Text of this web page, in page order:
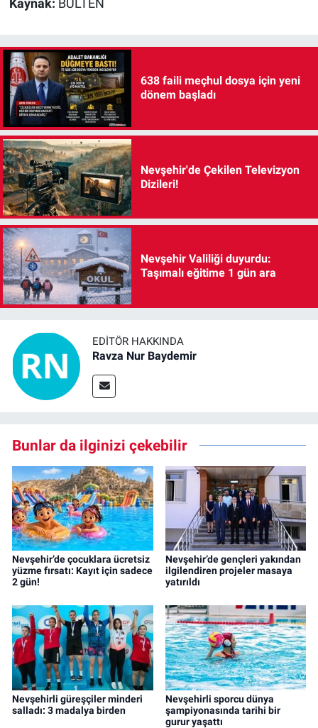
Kaynak: BÜLTEN
638 faili meçhul dosya için yeni
dönem başladı
Nevşehir'de Çekilen Televizyon
Dizileri!
Nevşehir Valiliği duyurdu:
Taşımalı eğitime 1 gün ara
EDITÖR HAKKINDA
Ravza Nur Baydemir
Bunlar da ilginizi çekebilir
Nevşehir’de çocuklara ücretsiz
yüzme fırsatı: Kayıt için sadece
2 gün!
Nevşehir’de gençleri yakından
ilgilendiren projeler masaya
yatırıldı
Nevşehirli güreşçiler minderi
salladı: 3 madalya birden
Nevşehirli sporcu dünya
şampiyonasında tarihi bir
gurur yaşattı